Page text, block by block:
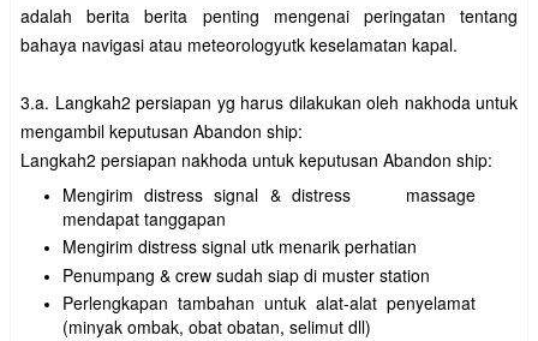
adalah berita berita penting mengenai peringatan tentang
bahaya navigasi atau meteorologyutk keselamatan kapal.
3.a. Langkah2 persiapan yg harus dilakukan oleh nakhoda untuk
mengambil keputusan Abandon ship:
Langkah2 persiapan nakhoda untuk keputusan Abandon ship:
Mengirim distress signal & distress massage
mendapat tanggapan
Mengirim distress signal utk menarik perhatian
Penumpang & crew sudah siap di muster station
Perlengkapan tambahan untuk alat-alat penyelamat
(minyak ombak, obat obatan, selimut dll)